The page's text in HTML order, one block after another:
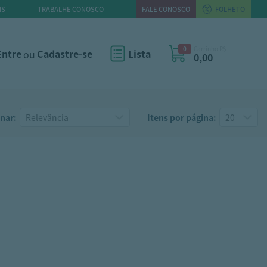
TRABALHE CONOSCO FALE CONOSCO FOLHETO
ou Cadastre-se Lista 0
0,00
Itens por página: